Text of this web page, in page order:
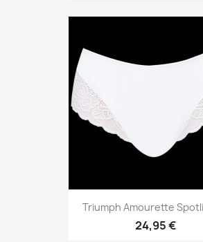
Triumph Amourette
24,95 €